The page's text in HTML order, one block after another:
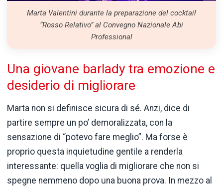
Marta Valentini durante la preparazione del cocktail
“Rosso Relativo” al Convegno Nazionale Abi
Professional
Una giovane barlady tra emozione e
desiderio di migliorare
Marta non si definisce sicura di sé. Anzi, dice di
partire sempre un po’ demoralizzata, con la
sensazione di “potevo fare meglio”. Ma forse è
proprio questa inquietudine gentile a renderla
interessante: quella voglia di migliorare che non si
spegne nemmeno dopo una buona prova. In mezzo al